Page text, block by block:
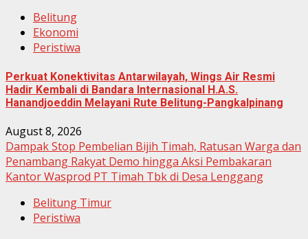
Belitung
Ekonomi
Peristiwa
Perkuat Konektivitas Antarwilayah, Wings Air Resmi
Hadir Kembali di Bandara Internasional H.A.S.
Hanandjoeddin Melayani Rute Belitung-Pangkalpinang
August 8, 2026
Dampak Stop Pembelian Bijih Timah, Ratusan Warga dan
Penambang Rakyat Demo hingga Aksi Pembakaran
Kantor Wasprod PT Timah Tbk di Desa Lenggang
Belitung Timur
Peristiwa